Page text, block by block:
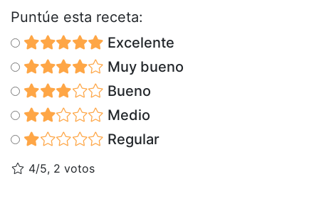
Puntúe esta receta:
Excelente
Muy bueno
Bueno
Medio
Regular
4/5, 2 votos